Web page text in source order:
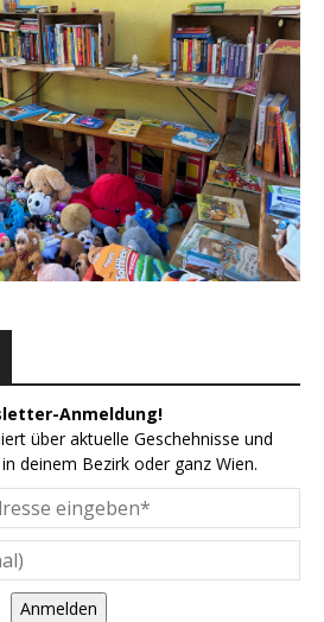
Anmeldung!
über aktuelle Geschehnisse und
deinem Bezirk oder ganz Wien.
Anmelden